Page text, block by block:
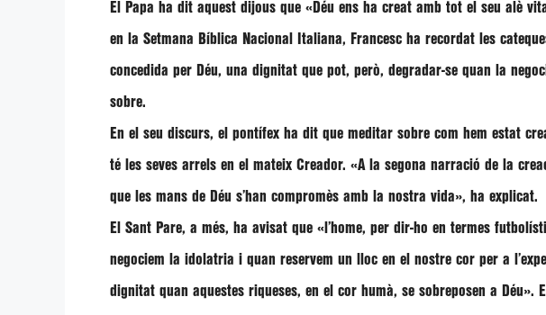
El Papa ha dit aquest dijous que «Déu ens ha creat amb tot el seu alè
en la Setmana Bíblica Nacional Italiana, Francesc ha recordat les
concedida per Déu, una dignitat que pot, però, degradar-se quan la
sobre.
En el seu discurs, el pontífex ha dit que meditar sobre com hem estat
té les seves arrels en el mateix Creador. «A la segona narració de la
que les mans de Déu s’han compromès amb la nostra vida», ha explicat.
El Sant Pare, a més, ha avisat que «l’home, per dir-ho en termes
negociem la idolatria i quan reservem un lloc en el nostre cor per a
dignitat quan aquestes riqueses, en el cor humà, se sobreposen a Déu».